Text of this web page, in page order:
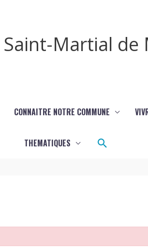
Saint-Martial de
CONNAITRE NOTRE COMMUNE
THEMATIQUES